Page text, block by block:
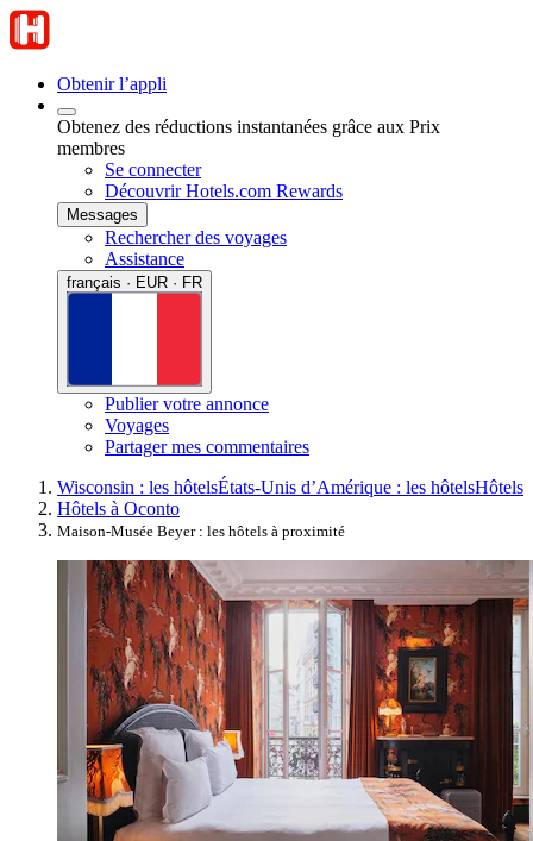
Obtenir l’appli
Obtenez des réductions instantanées grâce aux Prix
membres
Se connecter
Découvrir Hotels.com Rewards
Messages
Rechercher des voyages
Assistance
français · EUR · FR
Publier votre annonce
Voyages
Partager mes commentaires
Wisconsin : les hôtelsÉtats-Unis d’Amérique : les hôtelsHôtels
Hôtels à Oconto
Maison-Musée Beyer : les hôtels à proximité